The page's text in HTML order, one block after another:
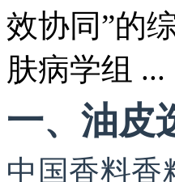
效协同”的
肤病学组 ...
一、油皮
中国香料